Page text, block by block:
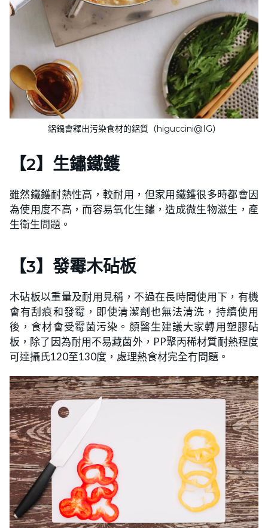
鋁鍋會釋出污染食材的鋁質（higuccini@IG）
【2】生鏽鐵鑊
雖然鐵鑊耐熱性高，較耐用，但家用鐵鑊很多時都會因
為使用度不高，而容易氧化生鏽，造成微生物滋生，產
生衛生問題。
【3】發霉木砧板
木砧板以重量及耐用見稱，不過在長時間使用下，有機
會有刮痕和發霉，即使清潔劑也無法清洗，持續使用
後，食材會受霉菌污染。顏醫生建議大家轉用塑膠砧
板，除了因為耐用不易藏菌外，PP聚丙稀材質耐熱程度
可達攝氏120至130度，處理熱食材完全冇問題。